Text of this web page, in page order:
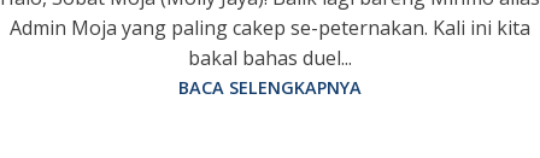
Admin Moja yang paling cakep se-peternakan. Kali ini kita
bakal bahas duel...
BACA SELENGKAPNYA